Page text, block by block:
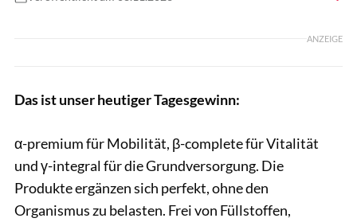
ANZEIGE
Das ist unser heutiger Tagesgewinn:
α-premium für Mobilität, β-complete für Vitalität
und γ-integral für die Grundversorgung. Die
Produkte ergänzen sich perfekt, ohne den
Organismus zu belasten. Frei von Füllstoffen,